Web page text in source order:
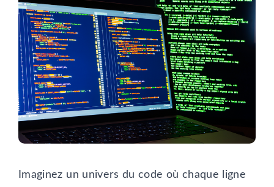
Imaginez un univers du code où chaque ligne